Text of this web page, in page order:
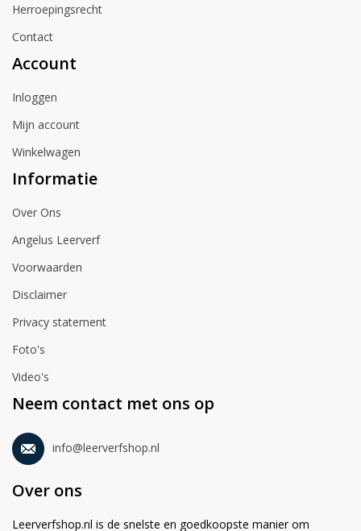
Herroepingsrecht
Contact
Account
Inloggen
Mijn account
Winkelwagen
Informatie
Over Ons
Angelus Leerverf
Voorwaarden
Disclaimer
Privacy statement
Foto's
Video's
Neem contact met ons op
info@leerverfshop.nl
Over ons
Leerverfshop.nl is de snelste en goedkoopste manier om